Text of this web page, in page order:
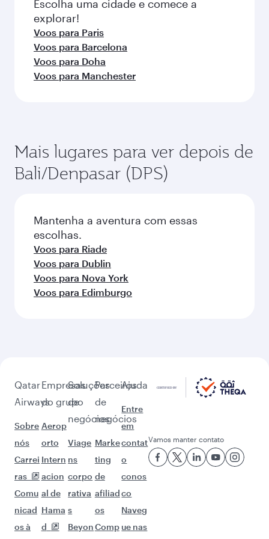
Escolha uma cidade e comece a
explorar!
Voos para Paris
Voos para Barcelona
Voos para Doha
Voos para Manchester
Mais lugares para ver depois de
Bali/Denpasar (DPS)
Mantenha a aventura com essas
escolhas.
Voos para Riade
Voos para Dublin
Voos para Nova York
Voos para Edimburgo
Qatar
Airways
Sobre
nós
Carrei
ras
Comu
nicad
os à
Empresas
do grupo
Aerop
orto
Intern
acion
al de
Hama
d
Soluções
de
negócios
Viage
ns
corpo
rativa
s
Beyon
Parceiros
de
negócios
Marke
ting
de
afiliad
os
Comp
Ajuda
Entre
em
contat
o
conos
co
Naveg
ue nas
Vamos manter contato